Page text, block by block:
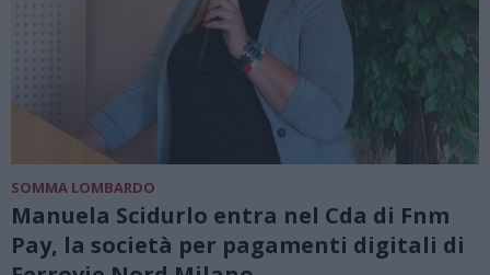
SOMMA LOMBARDO
Manuela Scidurlo entra nel Cda di Fnm
Pay, la società per pagamenti digitali di